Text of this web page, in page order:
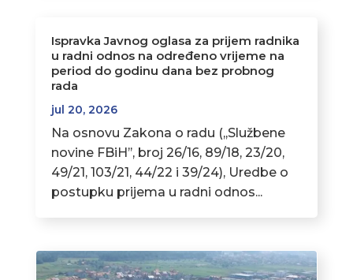
Ispravka Javnog oglasa za prijem radnika
u radni odnos na određeno vrijeme na
period do godinu dana bez probnog
rada
jul 20, 2026
Na osnovu Zakona o radu (,,Službene
novine FBiH’’, broj 26/16, 89/18, 23/20,
49/21, 103/21, 44/22 i 39/24), Uredbe o
postupku prijema u radni odnos...